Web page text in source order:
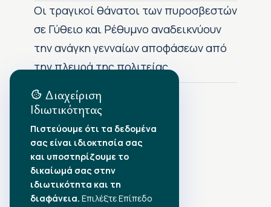
Οι τραγικοί θάνατοι των πυροσβεστών
σε Γύθειο και Ρέθυμνο αναδεικνύουν
την ανάγκη γενναίων αποφάσεων από
την πλευρά της πολιτείας
Αρχείο Δημοσιεύσεων
•Αύγουστος 2026
•Ιούλιος 2026
•Ιούνιος 2026
•Μάιος 2026
•Απρίλιος 2026
Διαχείριση
Ιδιωτικότητας
Πιστεύουμε ότι τα δεδομένα
σας είναι ιδιοκτησία σας
και υποστηρίζουμε το
δικαίωμά σας στην
ιδιωτικότητα και τη
διαφάνεια. Επιλέξτε Επίπεδο